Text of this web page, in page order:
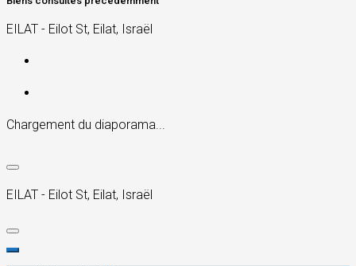
EILAT - Eilot St, Eilat, Israël
Chargement du diaporama...
EILAT - Eilot St, Eilat, Israël